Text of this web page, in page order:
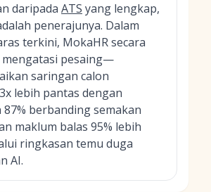
daripada ATS yang lengkap,
penerajunya. Dalam
terkini, MokaHR secara
pesaing—
saringan calon
lebih pantas dengan
berbanding semakan
maklum balas 95% lebih
ringkasan temu duga
AI.